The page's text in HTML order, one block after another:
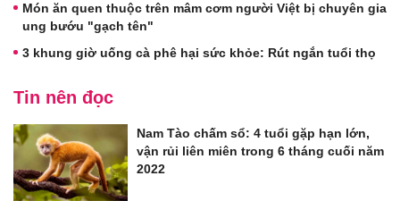
Món ăn quen thuộc trên mâm cơm người Việt bị chuyên gia
ung bướu "gạch tên"
3 khung giờ uống cà phê hại sức khỏe: Rút ngắn tuổi thọ
Tin nên đọc
Nam Tào chấm sổ: 4 tuổi gặp hạn lớn,
vận rủi liên miên trong 6 tháng cuối năm
2022